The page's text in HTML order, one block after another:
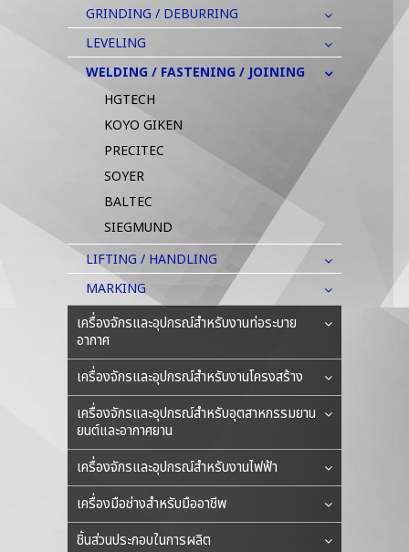
GRINDING / DEBURRING
LEVELING
WELDING / FASTENING / JOINING
HGTECH
KOYO GIKEN
PRECITEC
SOYER
BALTEC
SIEGMUND
LIFTING / HANDLING
MARKING
เครื่องจักรและอุปกรณ์สำหรับงานท่อระบาย
อากาศ
เครื่องจักรและอุปกรณ์สำหรับงานโครงสร้าง
เครื่องจักรและอุปกรณ์สำหรับอุตสาหกรรมยาน
ยนต์และอากาศยาน
เครื่องจักรและอุปกรณ์สำหรับงานไฟฟ้า
เครื่องมือช่างสำหรับมืออาชีพ
ชิ้นส่วนประกอบในการผลิต